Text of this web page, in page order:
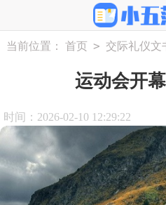
当前位置： 首页 > 交际礼仪文
运动会开
时间：2026-02-10 12:29:22